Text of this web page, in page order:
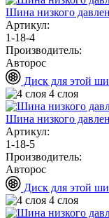
Шина низкого
Артикул:
1-18-4
Производитель:
Авторос
Диск для этой
4 слоя
Шина низкого
Артикул:
1-18-5
Производитель:
Авторос
Диск для этой
4 слоя